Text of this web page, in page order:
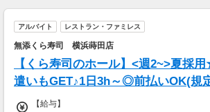
研修期間は、最低時給になります。
月1回
【交通費】
なし
アルバイト レストラン・ファミレス
無添くら寿司 横浜蒔田店
【くら寿司のホール】<週2~>夏採
遣いもGET♪1日3h～◎前払いOK(規
【給与】